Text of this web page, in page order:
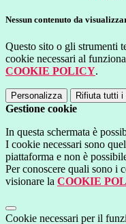
Nessun contenuto da
Questo sito o gli strumenti
cookie necessari al
COOKIE POLICY.
Personalizza Rifiuta tutti i
Gestione cookie
In questa schermata è
I cookie necessari sono
piattaforma e non è
Per conoscere quali sono i
visionare la COOKIE
Cookie necessari per il